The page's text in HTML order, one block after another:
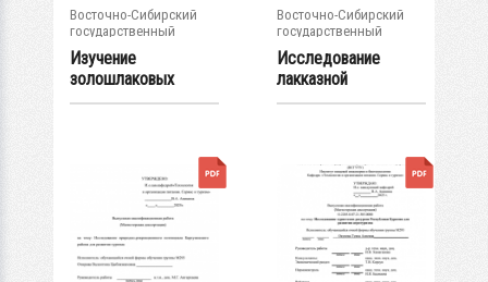
Восточно-Сибирский
государственный
университет...
Изучение
золошлаковых
отходов для их...
Восточно-Сибирский
государственный
университет...
Исследование
лакказной
активности